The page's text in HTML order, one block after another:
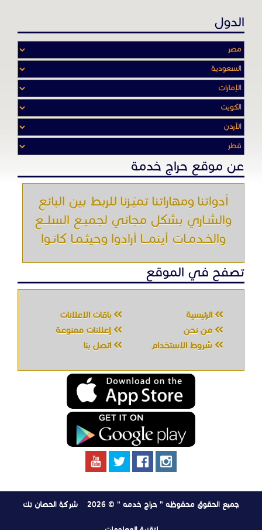
والخـدمـات أينمـــا أرادوا وحيثـمـا كانـوا
تصفح في الموقع
الرئيسية
باقات الإعلانات
من نحن
إعلانات ممنوعة
جميع الحقوق محفوظه " حراج خدمه " © 2026 شركة الحصان تك
لتقنية المعلومات